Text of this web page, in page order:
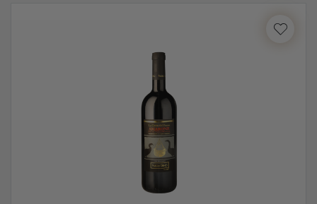
struguri, însă Glera este de departe cel mai cunoscut.
Unii producători, mai amestecă pe lângă Glera și alte
soiuri de struguri, precum: Verdiso, Bianchetta
Trevigiana, Perera, Glera lunga, Chardonnay, Pinot
Bianco, Pinot Grigio sau Pinot Nero.
Numele de Prosecco provine de la locul de origine -
satul Prosecco, situat foarte aproape de Trieste. Peste
50% din producția de Prosecco provine din acele locuri,